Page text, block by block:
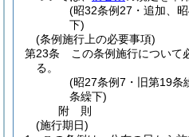
(昭32条例27・追加、
下)
(条例施行上の必要事項)
第23条
この条例施行について
る。
(昭27条例7・旧第19条
条繰下)
附 則
(施行期日)